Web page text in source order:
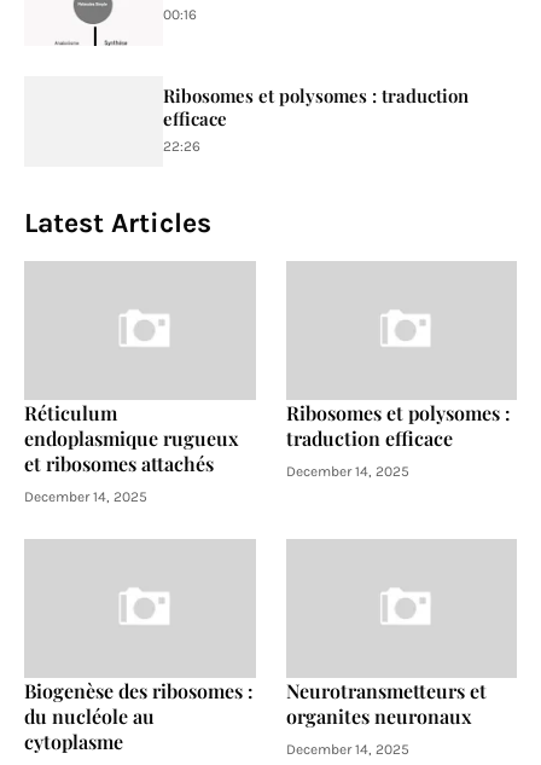
00:16
Ribosomes et polysomes : traduction
efficace
22:26
Latest Articles
Réticulum
endoplasmique rugueux
et ribosomes attachés
December 14, 2025
Ribosomes et polysomes :
traduction efficace
December 14, 2025
Biogenèse des ribosomes :
du nucléole au
cytoplasme
Neurotransmetteurs et
organites neuronaux
December 14, 2025